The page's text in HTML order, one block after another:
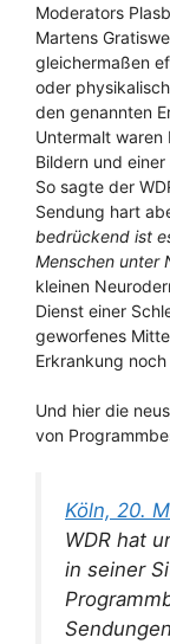
Moderators
Martens
gleichermaßen
oder
den genannten
Untermalt waren
Bildern und
So sagte der
Sendung hart
bedrückend ist
Menschen unter
kleinen
Dienst einer
geworfenes
Erkrankung
Und hier die
von
Köln, 20.
WDR hat
in seiner